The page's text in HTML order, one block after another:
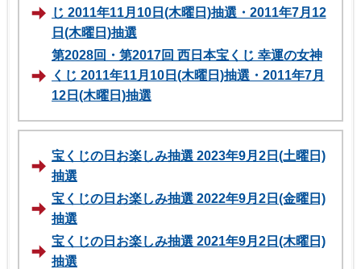
じ 2011年11月10日(木曜日)抽選・2011年7月12
日(木曜日)抽選
第2028回・第2017回 西日本宝くじ 幸運の女神
くじ 2011年11月10日(木曜日)抽選・2011年7月
12日(木曜日)抽選
宝くじの日お楽しみ抽選 2023年9月2日(土曜日)
抽選
宝くじの日お楽しみ抽選 2022年9月2日(金曜日)
抽選
宝くじの日お楽しみ抽選 2021年9月2日(木曜日)
抽選